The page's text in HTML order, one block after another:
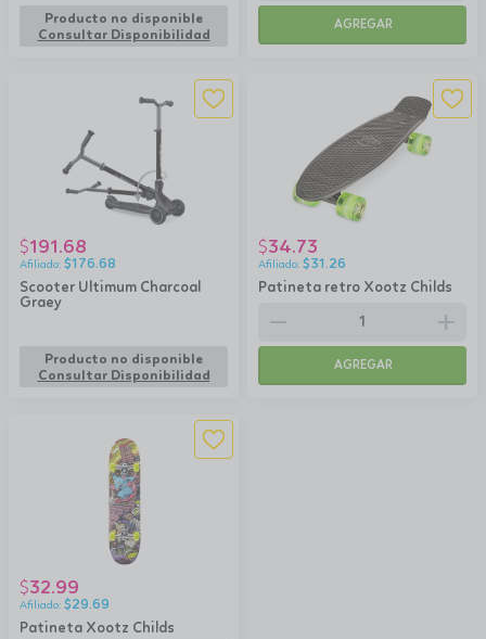
Producto no disponible
Consultar Disponibilidad
AGREGAR
Scooter Ultimum Charcoal
Graey
$191.68
$176.68
Producto no disponible
Consultar Disponibilidad
Patineta retro Xootz Childs
$34.73
$31.26
remove add
AGREGAR
Patineta Xootz Childs
$32.99
$29.69